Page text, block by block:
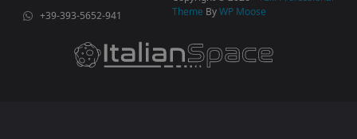
+39-393-5652-941
Theme ByWP Moose